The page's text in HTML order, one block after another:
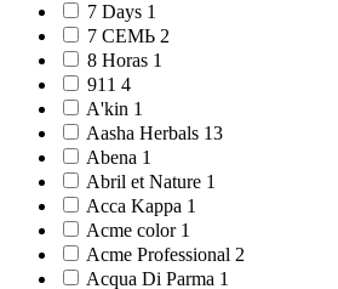
7 Days 1
7 СЕМЬ 2
8 Horas 1
911 4
A'kin 1
Aasha Herbals 13
Abena 1
Abril et Nature 1
Acca Kappa 1
Acme color 1
Acme Professional 2
Acqua Di Parma 1